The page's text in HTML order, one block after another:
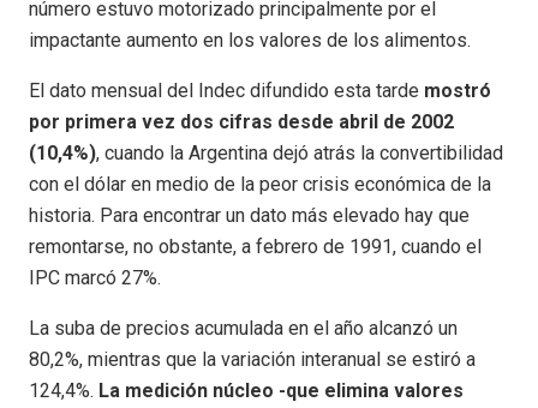
número estuvo motorizado principalmente por el
impactante aumento en los valores de los alimentos.
El dato mensual del Indec difundido esta tarde mostró
por primera vez dos cifras desde abril de 2002
(10,4%), cuando la Argentina dejó atrás la convertibilidad
con el dólar en medio de la peor crisis económica de la
historia. Para encontrar un dato más elevado hay que
remontarse, no obstante, a febrero de 1991, cuando el
IPC marcó 27%.
La suba de precios acumulada en el año alcanzó un
80,2%, mientras que la variación interanual se estiró a
124,4%. La medición núcleo -que elimina valores